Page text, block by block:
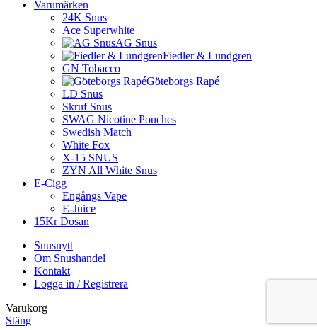
Varumärken
24K Snus
Ace Superwhite
AG Snus
Fiedler & Lundgren
GN Tobacco
Göteborgs Rapé
LD Snus
Skruf Snus
SWAG Nicotine Pouches
Swedish Match
White Fox
X-15 SNUS
ZYN All White Snus
E-Cigg
Engångs Vape
E-Juice
15Kr Dosan
Snusnytt
Om Snushandel
Kontakt
Logga in / Registrera
Varukorg
Stäng